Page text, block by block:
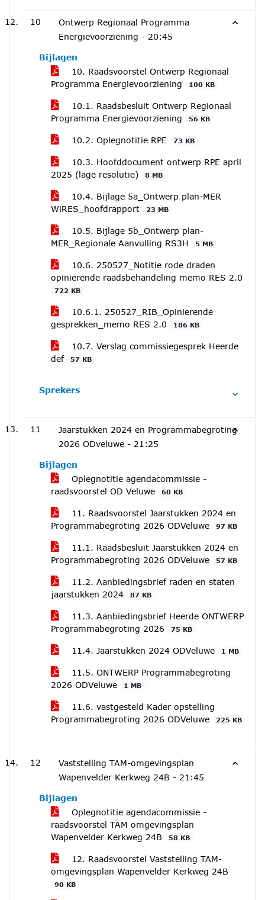
10
Ontwerp Regionaal Programma
Energievoorziening - 20:45
Bijlagen
10. Raadsvoorstel Ontwerp Regionaal
Programma Energievoorziening
100 KB
10.1. Raadsbesluit Ontwerp Regionaal
Programma Energievoorziening
56 KB
10.2. Oplegnotitie RPE 73 KB
10.3. Hoofddocument ontwerp RPE april
2025 (lage resolutie)
8 MB
10.4. Bijlage 5a_Ontwerp plan-MER
WiRES_hoofdrapport
23 MB
10.5. Bijlage 5b_Ontwerp plan-
MER_Regionale Aanvulling RS3H
5 MB
10.6. 250527_Notitie rode draden
opiniërende raadsbehandeling memo RES 2.0
722 KB
10.6.1. 250527_RIB_Opinierende
gesprekken_memo RES 2.0
186 KB
10.7. Verslag commissiegesprek Heerde
def
57 KB
Sprekers
11
Jaarstukken 2024 en Programmabegroting
2026 ODveluwe - 21:25
Bijlagen
Oplegnotitie agendacommissie -
raadsvoorstel OD Veluwe
60 KB
11. Raadsvoorstel Jaarstukken 2024 en
Programmabegroting 2026 ODVeluwe
97 KB
11.1. Raadsbesluit Jaarstukken 2024 en
Programmabegroting 2026 ODVeluwe
57 KB
11.2. Aanbiedingsbrief raden en staten
jaarstukken 2024
87 KB
11.3. Aanbiedingsbrief Heerde ONTWERP
Programmabegroting 2026
75 KB
11.4. Jaarstukken 2024 ODVeluwe 1 MB
11.5. ONTWERP Programmabegroting
2026 ODVeluwe
1 MB
11.6. vastgesteld Kader opstelling
Programmabegroting 2026 ODVeluwe
225 KB
12
Vaststelling TAM-omgevingsplan
Wapenvelder Kerkweg 24B - 21:45
Bijlagen
Oplegnotitie agendacommissie -
raadsvoorstel TAM omgevingsplan
Wapenvelder Kerkweg 24B
58 KB
12. Raadsvoorstel Vaststelling TAM-
omgevingsplan Wapenvelder Kerkweg 24B
90 KB